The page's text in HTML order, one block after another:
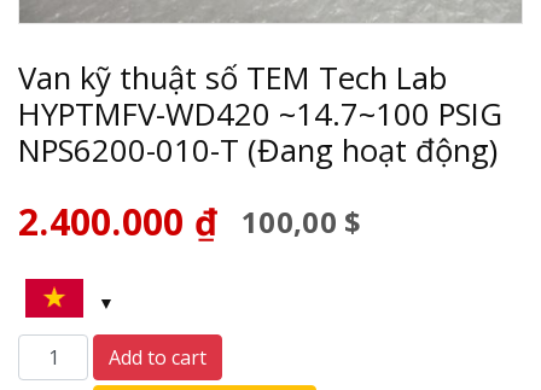
Van kỹ thuật số TEM Tech Lab
HYPTMFV-WD420 ~14.7~100 PSIG
NPS6200-010-T (Đang hoạt động)
2.400.000 ₫ 100,00 $
kỹ
Add to cart